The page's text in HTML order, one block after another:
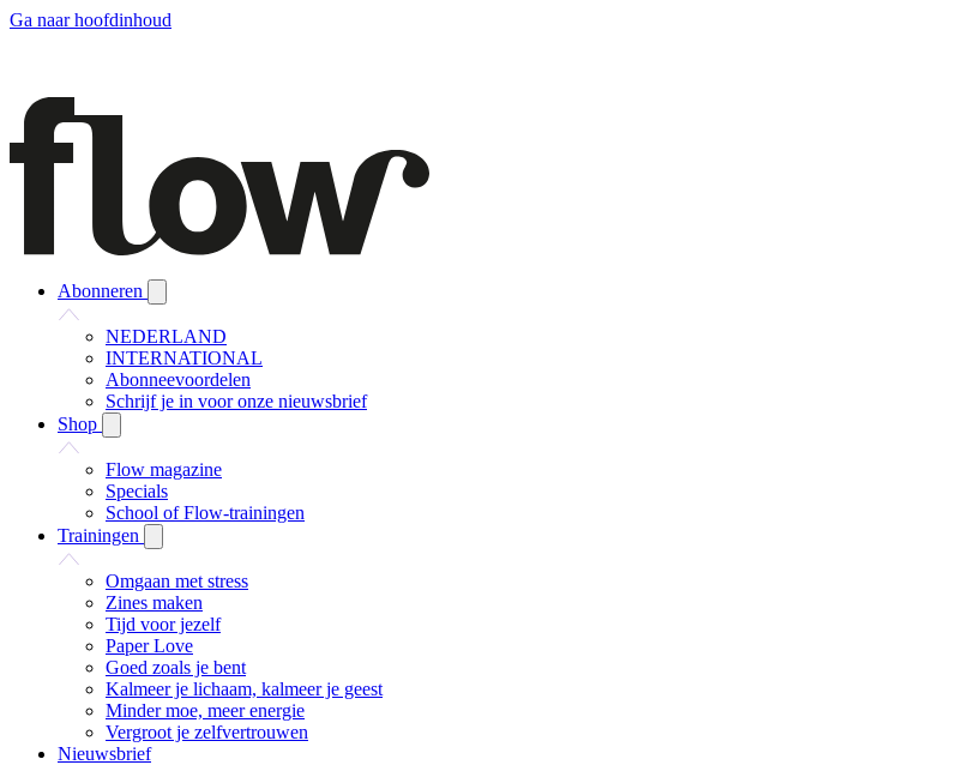
Ga naar hoofdinhoud
Abonneren
NEDERLAND
INTERNATIONAL
Abonneevoordelen
Schrijf je in voor onze nieuwsbrief
Shop
Flow magazine
Specials
School of Flow-trainingen
Trainingen
Omgaan met stress
Zines maken
Tijd voor jezelf
Paper Love
Goed zoals je bent
Kalmeer je lichaam, kalmeer je geest
Minder moe, meer energie
Vergroot je zelfvertrouwen
Nieuwsbrief